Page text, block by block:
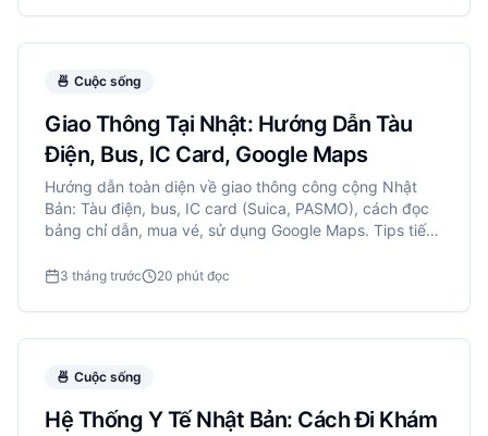
🍜 Cuộc sống
Giao Thông Tại Nhật: Hướng Dẫn Tàu
Điện, Bus, IC Card, Google Maps
Hướng dẫn toàn diện về giao thông công cộng Nhật
Bản: Tàu điện, bus, IC card (Suica, PASMO), cách đọc
bảng chỉ dẫn, mua vé, sử dụng Google Maps. Tips tiết
3 tháng trước 20 phút đọc
🍜 Cuộc sống
Hệ Thống Y Tế Nhật Bản: Cách Đi Khám